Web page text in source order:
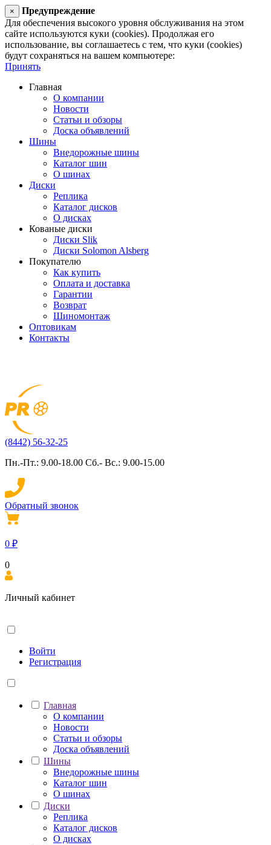
×
Предупреждение
Для обеспечения высокого уровня обслуживания на этом
сайте используются куки (cookies). Продолжая его
использование, вы соглашаетесь с тем, что куки (cookies)
будут сохраняться на вашем компьютере:
Принять
Главная
О компании
Новости
Статьи и обзоры
Доска объявлений
Шины
Внедорожные шины
Каталог шин
О шинах
Диски
Реплика
Каталог дисков
О дисках
Кованые диски
Диски Slik
Диски Solomon Alsberg
Покупателю
Как купить
Оплата и доставка
Гарантии
Возврат
Шиномонтаж
Оптовикам
Контакты
(8442) 56-32-25
Пн.-Пт.: 9.00-18.00 Сб.- Вс.: 9.00-15.00
Обратный звонок
0 ₽
0
Личный кабинет
Войти
Регистрация
Главная
О компании
Новости
Статьи и обзоры
Доска объявлений
Шины
Внедорожные шины
Каталог шин
О шинах
Диски
Реплика
Каталог дисков
О дисках